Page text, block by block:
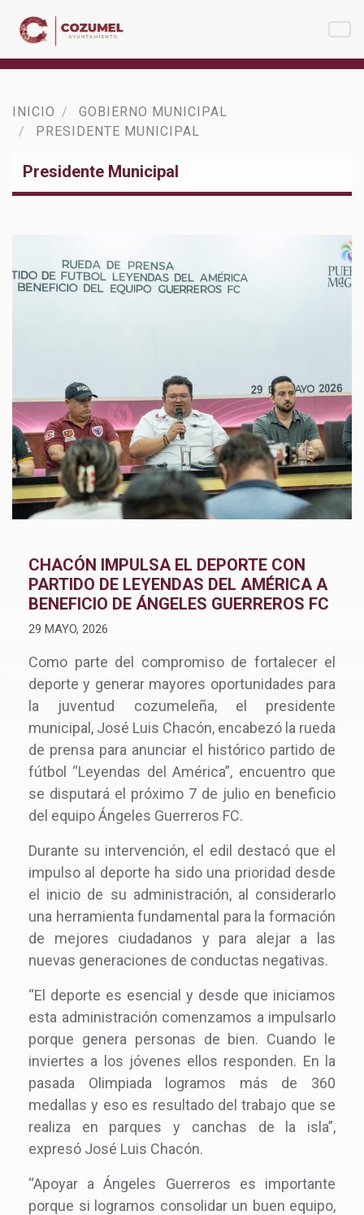
INICIO
GOBIERNO MUNICIPAL
PRESIDENTE MUNICIPAL
Presidente Municipal
CHACÓN IMPULSA EL DEPORTE CON
PARTIDO DE LEYENDAS DEL AMÉRICA A
BENEFICIO DE ÁNGELES GUERREROS FC
29 MAYO, 2026
Como parte del compromiso de fortalecer el
deporte y generar mayores oportunidades para
la juventud cozumeleña, el presidente
municipal, José Luis Chacón, encabezó la rueda
de prensa para anunciar el histórico partido de
fútbol “Leyendas del América”, encuentro que
se disputará el próximo 7 de julio en beneficio
del equipo Ángeles Guerreros FC.
Durante su intervención, el edil destacó que el
impulso al deporte ha sido una prioridad desde
el inicio de su administración, al considerarlo
una herramienta fundamental para la formación
de mejores ciudadanos y para alejar a las
nuevas generaciones de conductas negativas.
“El deporte es esencial y desde que iniciamos
esta administración comenzamos a impulsarlo
porque genera personas de bien. Cuando le
inviertes a los jóvenes ellos responden. En la
pasada Olimpiada logramos más de 360
medallas y eso es resultado del trabajo que se
realiza en parques y canchas de la isla”,
expresó José Luis Chacón.
“Apoyar a Ángeles Guerreros es importante
porque si logramos consolidar un buen equipo,